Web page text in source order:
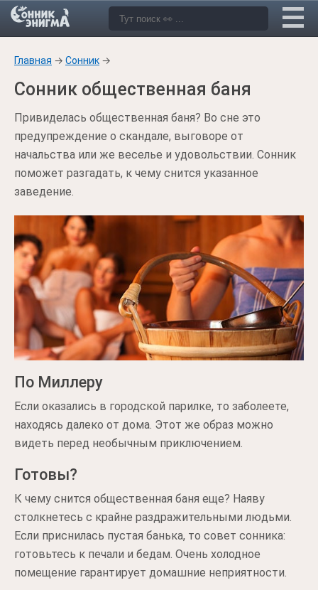
Главная → Сонник →
Сонник общественная баня
Привиделась общественная баня? Во сне это
предупреждение о скандале, выговоре от
начальства или же веселье и удовольствии. Сонник
поможет разгадать, к чему снится указанное
заведение.
По Миллеру
Если оказались в городской парилке, то заболеете,
находясь далеко от дома. Этот же образ можно
видеть перед необычным приключением.
Готовы?
К чему снится общественная баня еще? Наяву
столкнетесь с крайне раздражительными людьми.
Если приснилась пустая банька, то совет сонника:
готовьтесь к печали и бедам. Очень холодное
помещение гарантирует домашние неприятности.